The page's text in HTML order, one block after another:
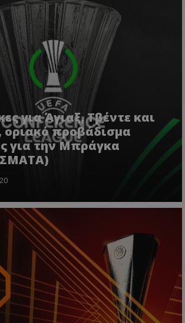
για Άγιαξ, Τβέντε και
οριακό προβάδισμα
για την Μπράγκα